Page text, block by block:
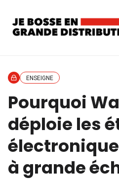
ENSEIGNE
Pourquoi
déploie les
à grande